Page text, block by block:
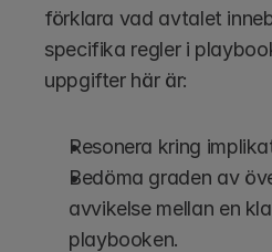
förklara vad avtalet
specifika regler i
uppgifter här är:
Resonera kring
Bedöma graden av
avvikelse mellan en
playbooken.